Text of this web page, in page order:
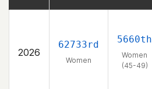
2026
62733rd
Women
5660th
Women
(45-49)